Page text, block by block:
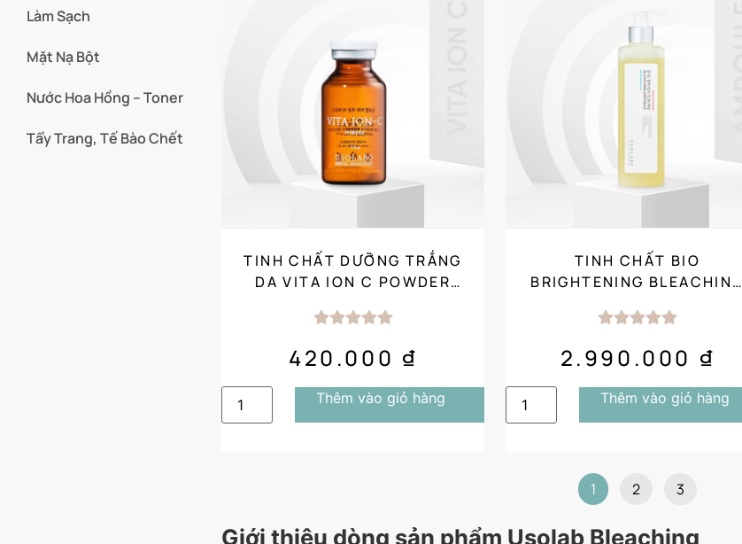
Làm Sạch
Mặt Nạ Bột
Nước Hoa Hồng – Toner
Tẩy Trang, Tế Bào Chết
TINH CHẤT DƯỠNG TRẮNG
DA VITA ION C POWDER
420.000 ₫
Thêm vào giỏ hàng
TINH CHẤT BIO
BRIGHTENING BLEACHING
SIZE
2.990.000 ₫
Thêm vào giỏ hàng
1 2 3
Giới thiệu dòng sản phẩm Usolab Bleaching